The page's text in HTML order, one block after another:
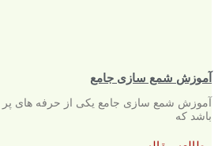
آموزش شمع سازی جامع
آموزش شمع سازی جامع یکی از حرفه های پر
باشد که